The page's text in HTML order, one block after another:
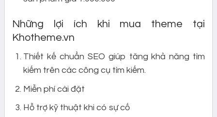
Những lợi ích khi mua theme tại
Khotheme.vn
Thiết kế chuẩn SEO giúp tăng khả năng tìm
kiếm trên các công cụ tìm kiếm.
Miễn phí cài đặt
Hỗ trợ kỹ thuật khi có sự cố